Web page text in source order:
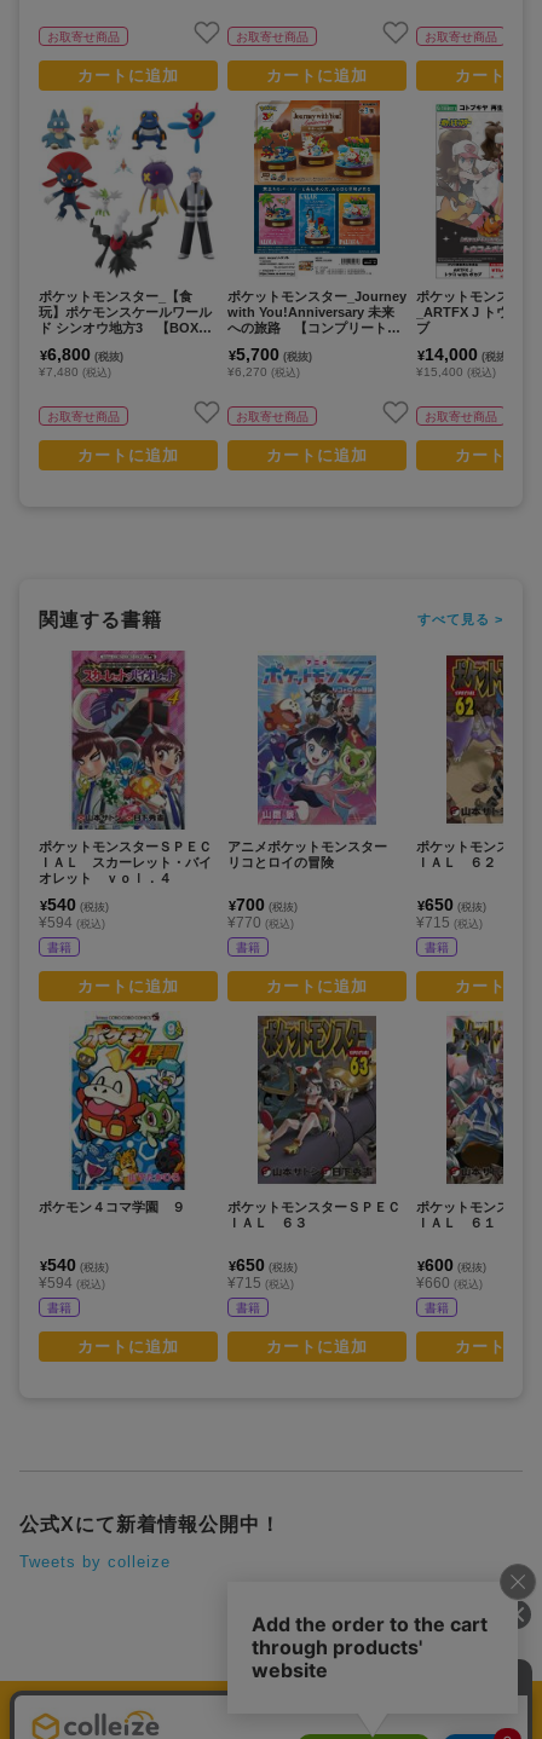
お取寄せ商品
カートに追加
ポケットモンスター_【食
玩】ポケモンスケールワール
ド シンオウ地方3 【BOX／
¥6,800 (税抜)
¥7,480 (税込)
お取寄せ商品
カートに追加
お取寄せ商品
カートに追加
ポケットモンスター_Journey
with You!Anniversary 未来
への旅路 【コンプリートB
¥5,700 (税抜)
¥6,270 (税込)
お取寄せ商品
カートに追加
お取寄せ商品
カートに
ポケットモンスター
_ARTFX J トウコ
ブ
¥14,000 (税抜)
¥15,400 (税込)
お取寄せ商品
カートに
関連する書籍 すべて見る >
ポケットモンスターＳＰＥＣ
ＩＡＬ スカーレット・バイ
オレット ｖｏｌ．４
¥540 (税抜)
¥594 (税込)
書籍
カートに追加
ポケモン４コマ学園 ９
¥540 (税抜)
¥594 (税込)
書籍
カートに追加
アニメポケットモンスター
リコとロイの冒険
¥700 (税抜)
¥770 (税込)
書籍
カートに追加
ポケットモンスターＳＰＥＣ
ＩＡＬ ６３
¥650 (税抜)
¥715 (税込)
書籍
カートに追加
ポケットモンスター
ＩＡＬ ６２
¥650 (税抜)
¥715 (税込)
書籍
カートに
ポケットモンスター
ＩＡＬ ６１
¥600 (税抜)
¥660 (税込)
書籍
カートに
公式Xにて新着情報公開中！
Tweets by colleize
運営会社 個人情報保護方針
colleize Pay利用規約